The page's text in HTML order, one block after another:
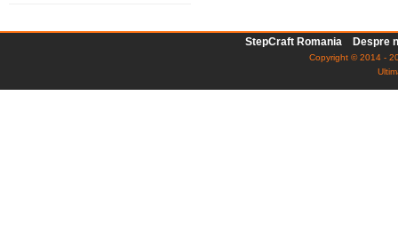
StepCraft Romania Despre
Copyright © 2014 -